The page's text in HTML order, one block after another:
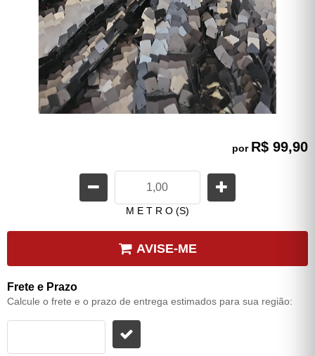
por R$ 99,90
M E T R O (S)
AVISE-ME
Frete e Prazo
Calcule o frete e o prazo de entrega estimados para sua região: